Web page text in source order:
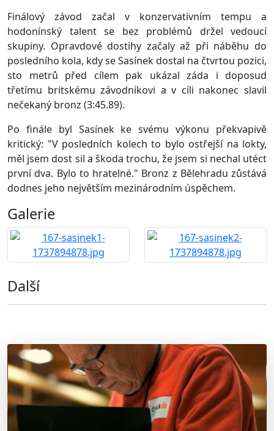
Finálový závod začal v konzervativním tempu a
hodonínský talent se bez problémů držel vedoucí
skupiny. Opravdové dostihy začaly až při náběhu do
posledního kola, kdy se Sasínek dostal na čtvrtou pozici,
sto metrů před cílem pak ukázal záda i doposud
třetímu britskému závodníkovi a v cíli nakonec slavil
nečekaný bronz (3:45.89).
Po finále byl Sasínek ke svému výkonu překvapivě
kritický: "V posledních kolech to bylo ostřejší na lokty,
měl jsem dost sil a škoda trochu, že jsem si nechal utéct
první dva. Bylo to hratelné." Bronz z Bělehradu zůstává
dodnes jeho největším mezinárodním úspěchem.
Galerie
Další